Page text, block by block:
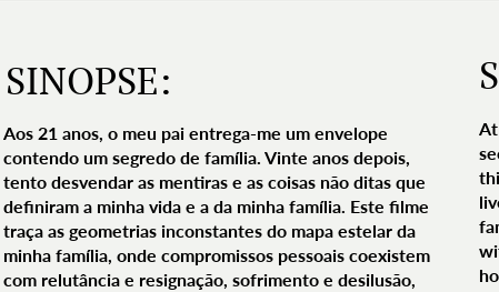
SINOPSE:
Aos 21 anos, o meu pai entrega-me um envelope
contendo um segredo de família. Vinte anos depois,
tento desvendar as mentiras e as coisas não ditas que
definiram a minha vida e a da minha família. Este filme
traça as geometrias inconstantes do mapa estelar da
minha família, onde compromissos pessoais coexistem
com relutância e resignação, sofrimento e desilusão,